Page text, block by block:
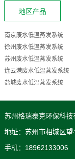
地区产品
南京废水低温蒸发系统
徐州废水低温蒸发系统
苏州废水低温蒸发系统
连云港废水低温蒸发系统
盐城废水低温蒸发系统
苏州格瑞泰克环保科技
地址：苏州市相城区
手机：18962133006